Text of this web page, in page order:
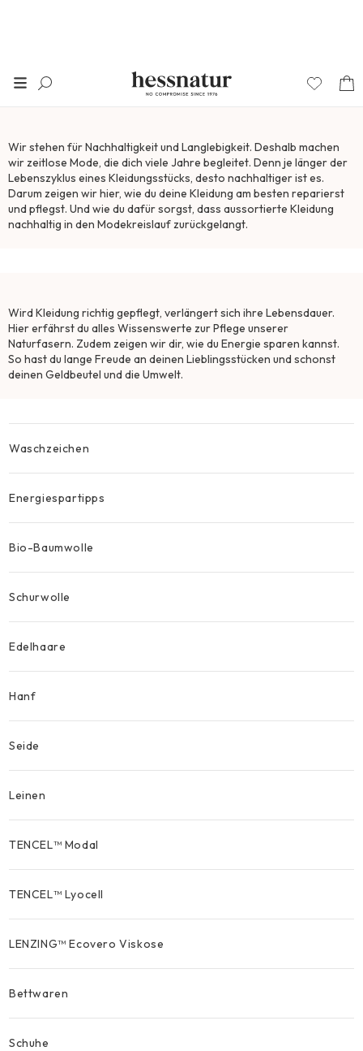
Pflegen, reparieren und
Wir stehen für Nachhaltigkeit und Langlebigkeit. Deshalb machen
wir zeitlose Mode, die dich viele Jahre begleitet. Denn je länger der
Lebenszyklus eines Kleidungsstücks, desto nachhaltiger ist es.​
Darum zeigen wir hier, wie du deine Kleidung am besten reparierst
und pflegst. Und wie du dafür sorgst, dass aussortierte Kleidung
nachhaltig in den Modekreislauf zurückgelangt.
Wird Kleidung richtig gepflegt, verlängert sich ihre Lebensdauer.
Hier erfährst du alles Wissenswerte zur Pflege unserer
Naturfasern. Zudem zeigen wir dir, wie du Energie sparen kannst.
So hast du lange Freude an deinen Lieblingsstücken und schonst
deinen Geldbeutel und die Umwelt.
Waschzeichen
Energiespartipps
Bio-Baumwolle
Schurwolle
Edelhaare
Hanf
Seide
Leinen
TENCEL™ Modal
TENCEL™ Lyocell
LENZING™ Ecovero Viskose
Bettwaren
Schuhe